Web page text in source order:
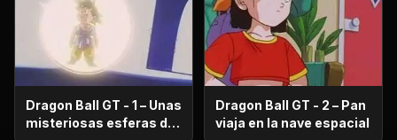
Dragon Ball GT - 1 – Unas
misteriosas esferas de
Dragon Ball GT - 2 – Pan
viaja en la nave espacial